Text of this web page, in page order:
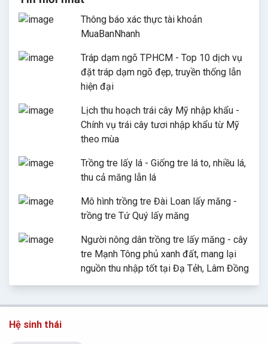
Thông báo xác thực tài khoản
MuaBanNhanh
Tráp dạm ngõ TPHCM - Top 10 dịch vụ
đặt tráp dạm ngõ đẹp, truyền thống lẫn
hiện đại
Lịch thu hoạch trái cây Mỹ nhập khẩu -
Chính vụ trái cây tươi nhập khẩu từ Mỹ
theo mùa
Trồng tre lấy lá - Giống tre lá to, nhiều lá,
thu cả măng lẫn lá
Mô hình trồng tre Đài Loan lấy măng -
trồng tre Tứ Quý lấy măng
Người nông dân trồng tre lấy măng - cây
tre Mạnh Tông phủ xanh đất, mang lại
nguồn thu nhập tốt tại Đạ Tẻh, Lâm Đồng
Hệ sinh thái